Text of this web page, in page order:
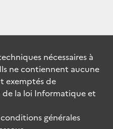
nécessaires à
ne contiennent aucune
exemptés de
la loi Informatique et
générales